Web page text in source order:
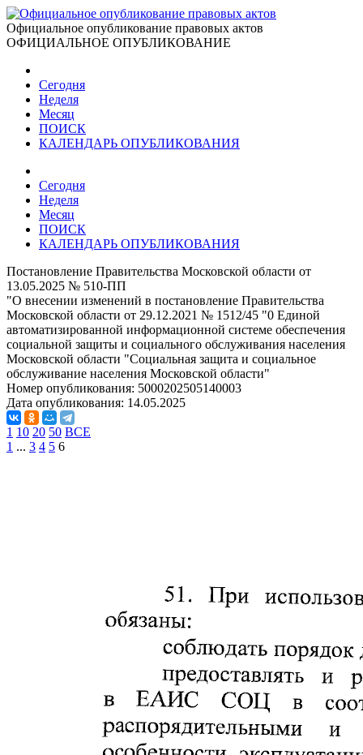
Официальное опубликование правовых актов
ОФИЦИАЛЬНОЕ ОПУБЛИКОВАНИЕ
Сегодня
Неделя
Месяц
ПОИСК
КАЛЕНДАРЬ ОПУБЛИКОВАНИЯ
Сегодня
Неделя
Месяц
ПОИСК
КАЛЕНДАРЬ ОПУБЛИКОВАНИЯ
Постановление Правительства Московской области от
13.05.2025 № 510-ПП
"О внесении изменений в постановление Правительства
Московской области от 29.12.2021 № 1512/45 "0 Единой
автоматизированной информационной системе обеспечения
социальной защиты и социального обслуживания населения
Московской области "Социальная защита и социальное
обслуживание населения Московской области"
Номер опубликования: 5000202505140003
Дата опубликования: 14.05.2025
1 10 20 50 ВСЕ
1 ... 3 4 5 6